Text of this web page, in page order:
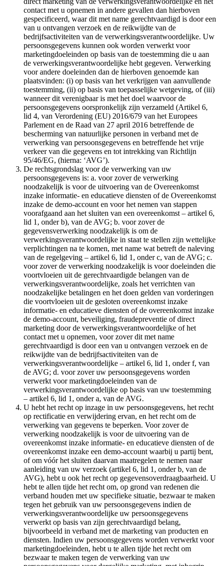
contact met u opnemen in andere gevallen dan hierboven
gespecificeerd, waar dit met name gerechtvaardigd is door een
van u ontvangen verzoek en de reikwijdte van de
bedrijfsactiviteiten van de verwerkingsverantwoordelijke. Uw
persoonsgegevens kunnen ook worden verwerkt voor
marketingdoeleinden op basis van de toestemming die u aan
de verwerkingsverantwoordelijke hebt gegeven. Verwerking
voor andere doeleinden dan de hierboven genoemde kan
plaatsvinden: (i) op basis van het verkrijgen van aanvullende
toestemming, (ii) op basis van toepasselijke wetgeving, of (iii)
wanneer dit verenigbaar is met het doel waarvoor de
persoonsgegevens oorspronkelijk zijn verzameld (Artikel 6,
lid 4, van Verordening (EU) 2016/679 van het Europees
Parlement en de Raad van 27 april 2016 betreffende de
bescherming van natuurlijke personen in verband met de
verwerking van persoonsgegevens en betreffende het vrije
verkeer van die gegevens en tot intrekking van Richtlijn
95/46/EG, (hierna: ‘AVG’).
De rechtsgrondslag voor de verwerking van uw
persoonsgegevens is: a. voor zover de verwerking
noodzakelijk is voor de uitvoering van de Overeenkomst
inzake informatie- en educatieve diensten of de Overeenkomst
inzake de demo-account en voor het nemen van stappen
voorafgaand aan het sluiten van een overeenkomst – artikel 6,
lid 1, onder b), van de AVG; b. voor zover de
gegevensverwerking noodzakelijk is om de
verwerkingsverantwoordelijke in staat te stellen zijn wettelijke
verplichtingen na te komen, met name wat betreft de naleving
van de regelgeving – artikel 6, lid 1, onder c, van de AVG; c.
voor zover de verwerking noodzakelijk is voor doeleinden die
voortvloeien uit de gerechtvaardigde belangen van de
verwerkingsverantwoordelijke, zoals het verrichten van
noodzakelijke betalingen en het doen gelden van vorderingen
die voortvloeien uit de gesloten overeenkomst inzake
informatie- en educatieve diensten of de overeenkomst inzake
de demo-account, beveiliging, fraudepreventie of direct
marketing door de verwerkingsverantwoordelijke of het
contact met u opnemen, voor zover dit met name
gerechtvaardigd is door een van u ontvangen verzoek en de
reikwijdte van de bedrijfsactiviteiten van de
verwerkingsverantwoordelijke – artikel 6, lid 1, onder f, van
de AVG; d. voor zover uw persoonsgegevens worden
verwerkt voor marketingdoeleinden van de
verwerkingsverantwoordelijke op basis van uw toestemming
– artikel 6, lid 1, onder a, van de AVG.
U hebt het recht op inzage in uw persoonsgegevens, het recht
op rectificatie en verwijdering ervan, en het recht om de
verwerking van gegevens te beperken. Voor zover de
verwerking noodzakelijk is voor de uitvoering van de
overeenkomst inzake informatie- en educatieve diensten of de
overeenkomst inzake een demo-account waarbij u partij bent,
of om vóór het sluiten daarvan maatregelen te nemen naar
aanleiding van uw verzoek (artikel 6, lid 1, onder b, van de
AVG), hebt u ook het recht op gegevensoverdraagbaarheid. U
hebt te allen tijde het recht om, op grond van redenen die
verband houden met uw specifieke situatie, bezwaar te maken
tegen het gebruik van uw persoonsgegevens indien de
verwerkingsverantwoordelijke uw persoonsgegevens
verwerkt op basis van zijn gerechtvaardigd belang,
bijvoorbeeld in verband met de marketing van producten en
diensten. Indien uw persoonsgegevens worden verwerkt voor
marketingdoeleinden, hebt u te allen tijde het recht om
bezwaar te maken tegen de verwerking van uw